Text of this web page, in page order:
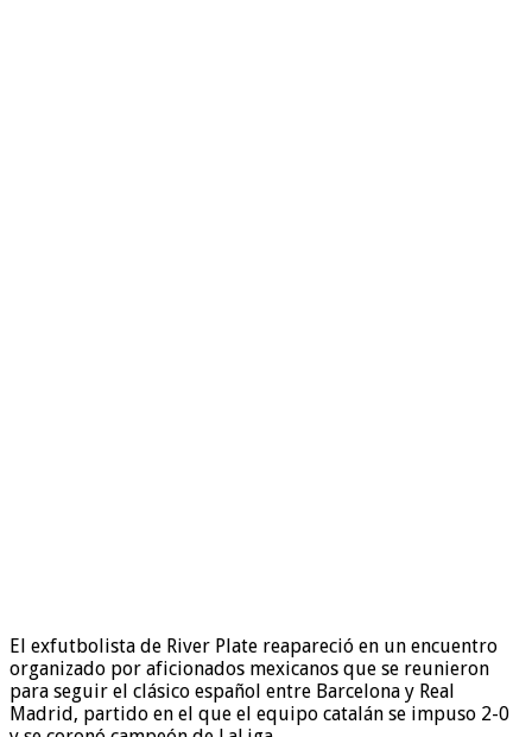
El exfutbolista de River Plate reapareció en un encuentro
organizado por aficionados mexicanos que se reunieron
para seguir el clásico español entre Barcelona y Real
Madrid, partido en el que el equipo catalán se impuso 2-0